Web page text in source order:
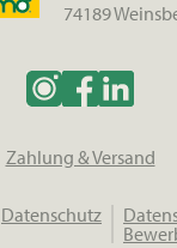
74189
Zahlung & Versand
Datenschutz